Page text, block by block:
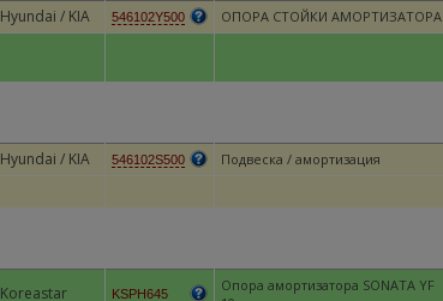
Hyundai / KIA 546102Y500 ОПОРА СТОЙКИ АМОРТИЗАТОРА
Hyundai / KIA 546102S500 Подвеска / амортизация
Koreastar KSPH645
Опора амортизатора SONATA YF